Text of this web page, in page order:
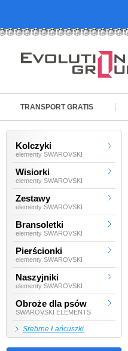
TRANSPORT GRATIS
Kolczyki
elementy SWAROVSKI
Wisiorki
elementy SWAROVSKI
Zestawy
elementy SWAROVSKI
Bransoletki
elementy SWAROVSKI
Pierścionki
elementy SWAROVSKI
Naszyjniki
elementy SWAROVSKI
Obroże dla psów
SWAROVSKI ELEMENTS
Srebrne Łańcuszki